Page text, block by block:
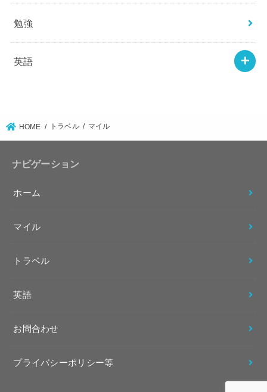
勉強
英語
HOME トラベル マイル
ナビゲーション
ホーム
マイル
トラベル
英語
お問合わせ
プライバシーポリシー等